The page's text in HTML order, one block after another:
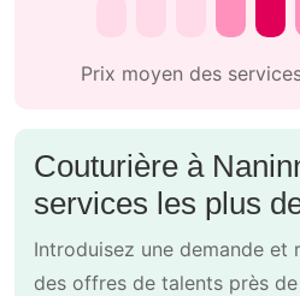
Prix moyen des
Couturière à
services les plus
Introduisez une demande et
des offres de talents près